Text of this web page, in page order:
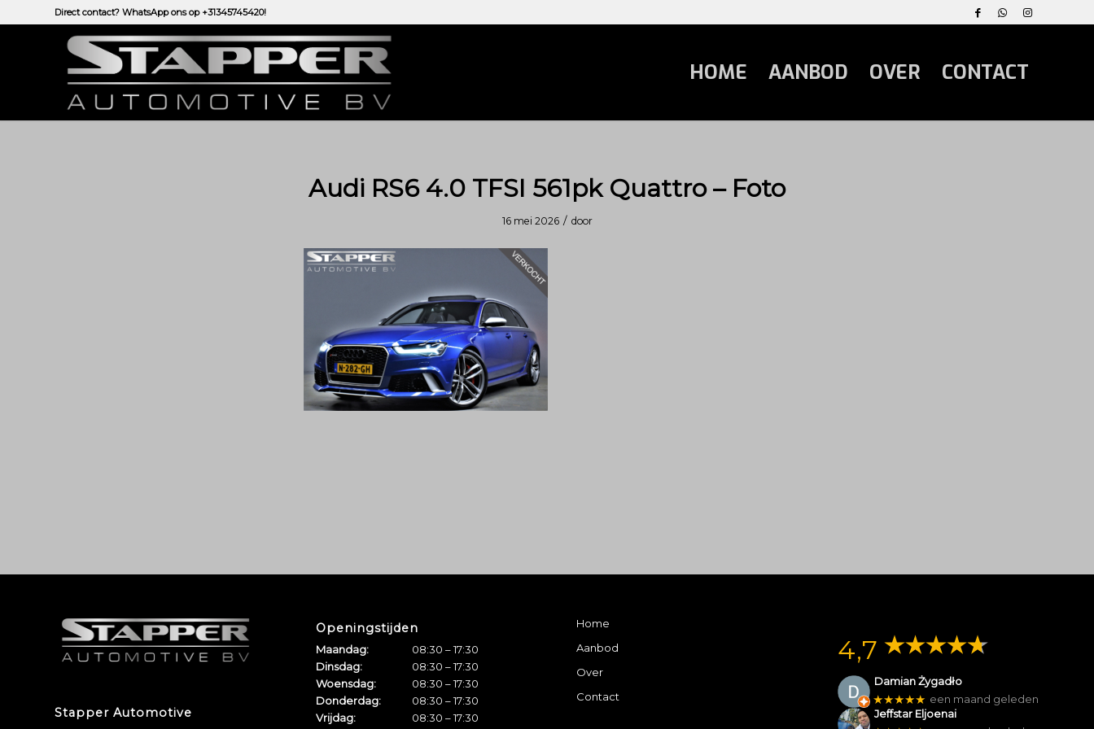
Direct contact? WhatsApp ons op +31345745420!
HOME AANBOD OVER CONTACT
Audi RS6 4.0 TFSI 561pk Quattro – Foto
16 mei 2026 / door
Stapper Automotive
Openingstijden
Maandag:
08:30 – 17:30
Dinsdag:
08:30 – 17:30
Woensdag:
08:30 – 17:30
Donderdag:
08:30 – 17:30
Vrijdag:
08:30 – 17:30
Home
Aanbod
Over
Contact
4,7
Damian Żygadło
★★★★★ een maand geleden
Jeffstar Eljoenai